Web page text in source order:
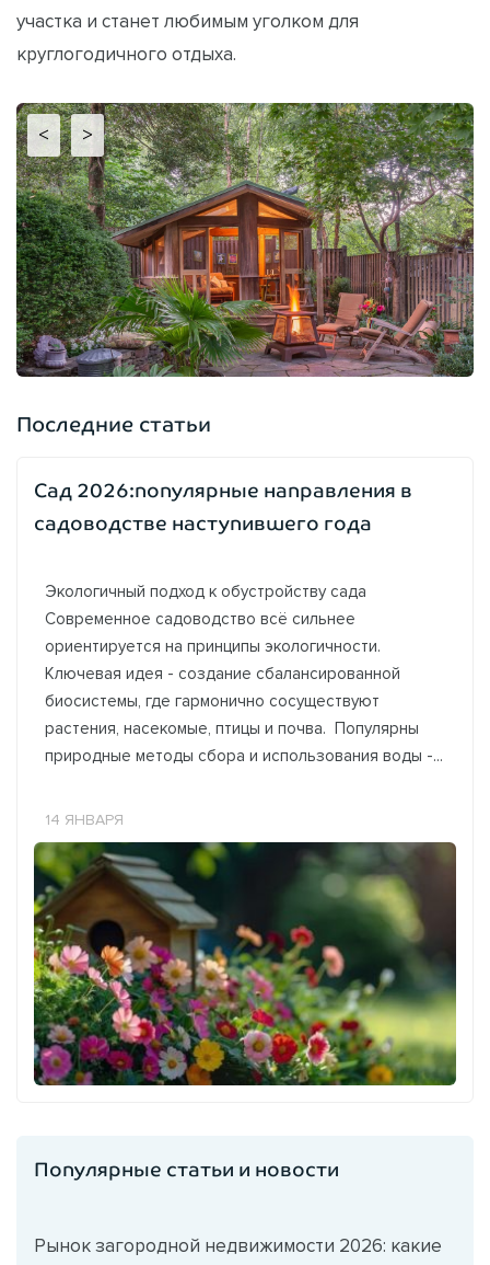
участка и станет любимым уголком для
круглогодичного отдыха.
< >
Последние статьи
Сад 2026:популярные направления в
садоводстве наступившего года
Экологичный подход к обустройству сада
Современное садоводство всё сильнее
ориентируется на принципы экологичности.
Ключевая идея - создание сбалансированной
биосистемы, где гармонично сосуществуют
растения, насекомые, птицы и почва. Популярны
природные методы сбора и использования воды -...
14 ЯНВАРЯ
Популярные статьи и новости
Рынок загородной недвижимости 2026: какие